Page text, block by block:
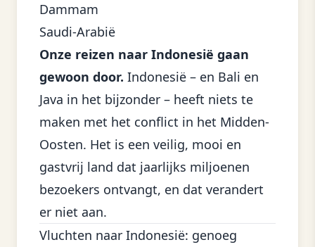
Dammam
Saudi-Arabië
Onze reizen naar Indonesië gaan
gewoon door. Indonesië – en Bali en
Java in het bijzonder – heeft niets te
maken met het conflict in het Midden-
Oosten. Het is een veilig, mooi en
gastvrij land dat jaarlijks miljoenen
bezoekers ontvangt, en dat verandert
er niet aan.
Vluchten naar Indonesië: genoeg